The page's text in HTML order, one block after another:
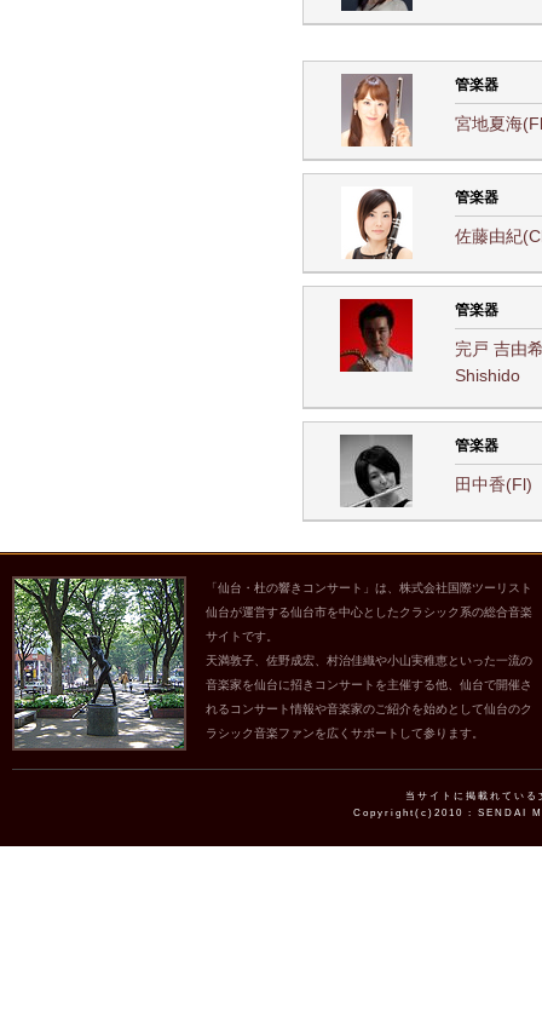
管楽器
宮地夏海
管楽器
佐藤由紀
管楽器
完戸 吉由
Shishido
管楽器
田中香
「仙台・杜の響きコンサート」は、株式会社国際ツーリスト
仙台が運営する仙台市を中心としたクラシック系の総合音楽
サイトです。
天満敦子、佐野成宏、村治佳織や小山実稚恵といった一流の
音楽家を仙台に招きコンサートを主催する他、仙台で開催さ
れるコンサート情報や音楽家のご紹介を始めとして仙台のク
ラシック音楽ファンを広くサポートして参ります。
当サイトに掲載れてい
Copyright(c)2010 : SENDAI